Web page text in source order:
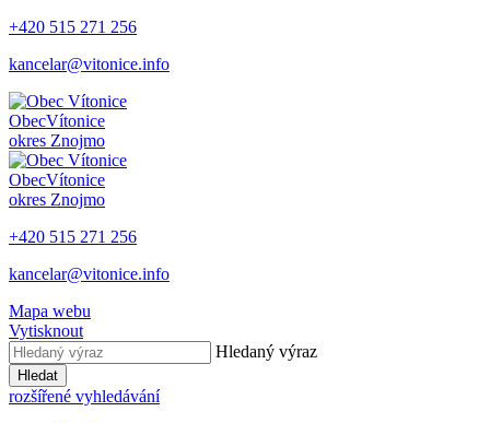
+420 515 271 256
kancelar@vitonice.info
ObecVítonice
okres Znojmo
ObecVítonice
okres Znojmo
+420 515 271 256
kancelar@vitonice.info
Mapa webu
Vytisknout
Hledaný výraz
Hledat
rozšířené vyhledávání